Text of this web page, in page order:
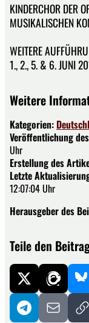
KINDERCHOR DER
MUSIKALISCHEN
WEITERE
1., 2., 5. & 6. JUNI
Weitere
Kategorien:
Veröffentlichung
Uhr
Erstellung des
Letzte
12:07:04 Uhr
Herausgeber des
Teile den